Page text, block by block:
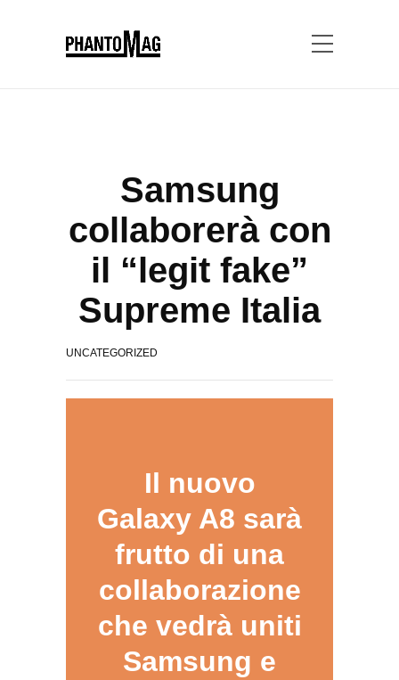
Samsung
collaborerà con
il “legit fake”
Supreme Italia
UNCATEGORIZED
Il nuovo
Galaxy A8 sarà
frutto di una
collaborazione
che vedrà uniti
Samsung e